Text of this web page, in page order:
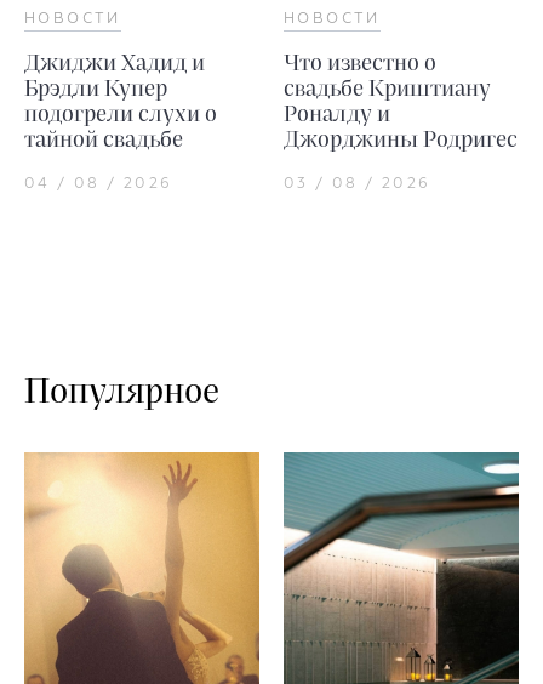
НОВОСТИ
Джиджи Хадид и
Брэдли Купер
подогрели слухи о
тайной свадьбе
04 / 08 / 2026
НОВОСТИ
Что известно о
свадьбе Криштиану
Роналду и
Джорджины Родригес
03 / 08 / 2026
Популярное